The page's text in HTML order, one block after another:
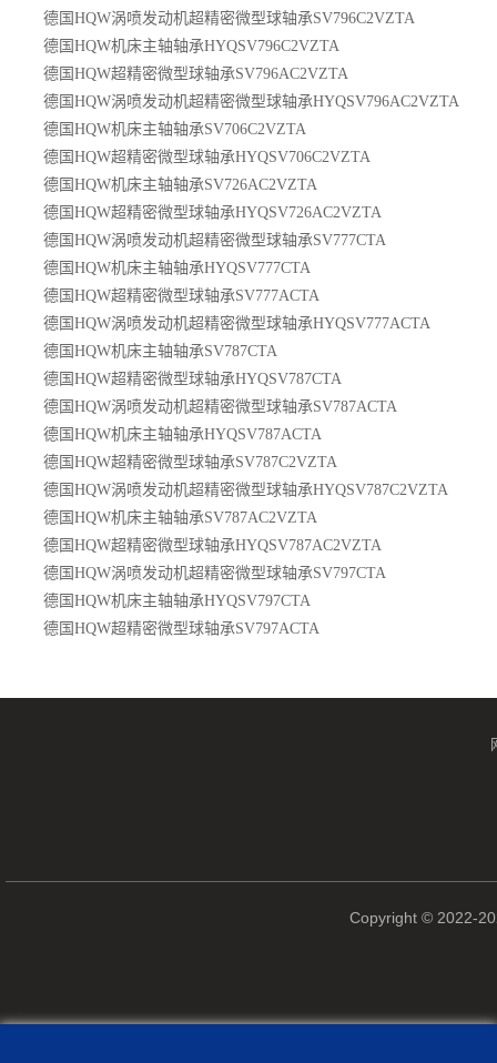
德国HQW涡喷发动机超精密微型球轴承SV796C2VZTA
德国HQW机床主轴轴承HYQSV796C2VZTA
德国HQW超精密微型球轴承SV796AC2VZTA
德国HQW涡喷发动机超精密微型球轴承HYQSV796AC2VZTA
德国HQW机床主轴轴承SV706C2VZTA
德国HQW超精密微型球轴承HYQSV706C2VZTA
德国HQW机床主轴轴承SV726AC2VZTA
德国HQW超精密微型球轴承HYQSV726AC2VZTA
德国HQW涡喷发动机超精密微型球轴承SV777CTA
德国HQW机床主轴轴承HYQSV777CTA
德国HQW超精密微型球轴承SV777ACTA
德国HQW涡喷发动机超精密微型球轴承HYQSV777ACTA
德国HQW机床主轴轴承SV787CTA
德国HQW超精密微型球轴承HYQSV787CTA
德国HQW涡喷发动机超精密微型球轴承SV787ACTA
德国HQW机床主轴轴承HYQSV787ACTA
德国HQW超精密微型球轴承SV787C2VZTA
德国HQW涡喷发动机超精密微型球轴承HYQSV787C2VZTA
德国HQW机床主轴轴承SV787AC2VZTA
德国HQW超精密微型球轴承HYQSV787AC2VZTA
德国HQW涡喷发动机超精密微型球轴承SV797CTA
德国HQW机床主轴轴承HYQSV797CTA
德国HQW超精密微型球轴承SV797ACTA
Copyright © 2022-